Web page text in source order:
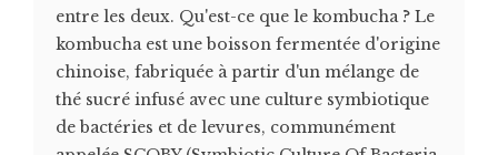
entre les deux. Qu'est-ce que le kombucha ? Le
kombucha est une boisson fermentée d'origine
chinoise, fabriquée à partir d'un mélange de
thé sucré infusé avec une culture symbiotique
de bactéries et de levures, communément